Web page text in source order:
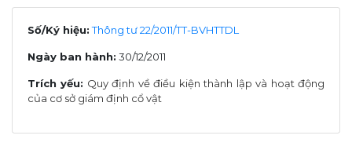
Số/Ký hiệu: Thông tư 22/2011/TT-BVHTTDL
Ngày ban hành: 30/12/2011
Trích yếu: Quy định về điều kiện thành lập và hoạt động
của cơ sở giám định cổ vật